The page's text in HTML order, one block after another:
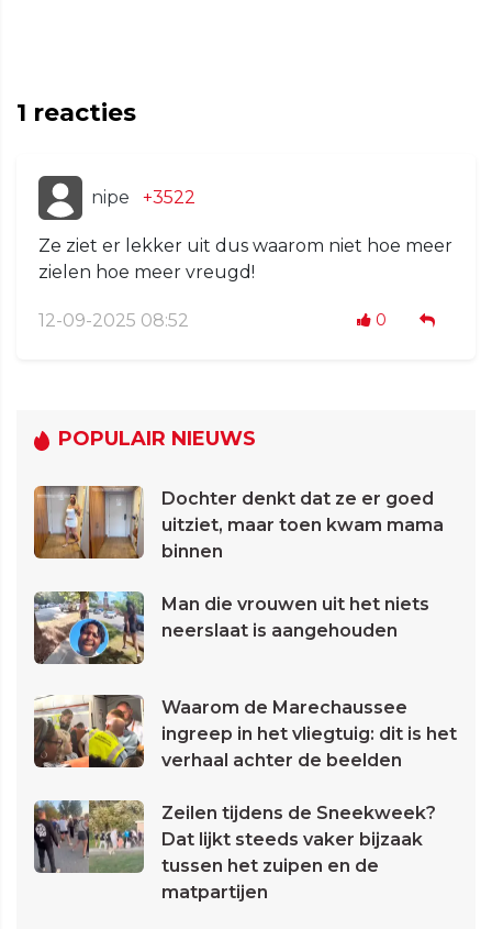
1 reacties
nipe +3522
Ze ziet er lekker uit dus waarom niet hoe meer
zielen hoe meer vreugd!
12-09-2025 08:52 0
POPULAIR NIEUWS
Dochter denkt dat ze er goed
uitziet, maar toen kwam mama
binnen
Man die vrouwen uit het niets
neerslaat is aangehouden
Waarom de Marechaussee
ingreep in het vliegtuig: dit is het
verhaal achter de beelden
Zeilen tijdens de Sneekweek?
Dat lijkt steeds vaker bijzaak
tussen het zuipen en de
matpartijen